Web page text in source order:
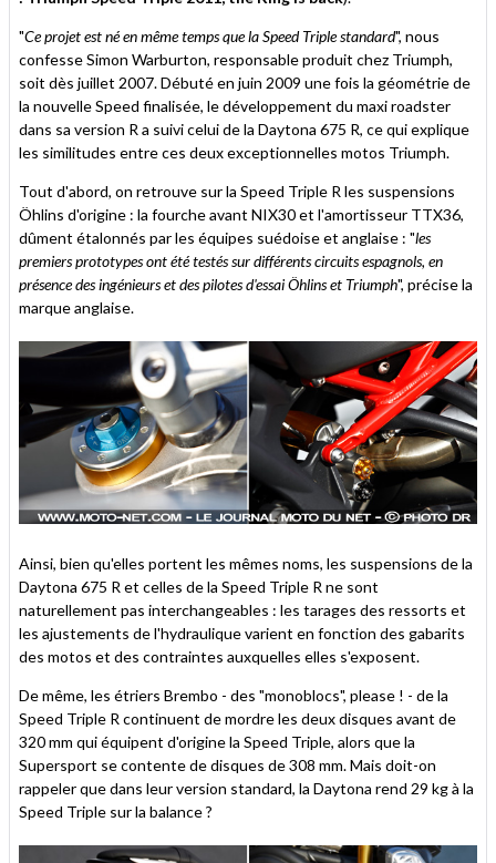
"Ce projet est né en même temps que la Speed Triple standard", nous
confesse Simon Warburton, responsable produit chez Triumph,
soit dès juillet 2007. Débuté en juin 2009 une fois la géométrie de
la nouvelle Speed finalisée, le développement du maxi roadster
dans sa version R a suivi celui de la Daytona 675 R, ce qui explique
les similitudes entre ces deux exceptionnelles motos Triumph.
Tout d'abord, on retrouve sur la Speed Triple R les suspensions
Öhlins d'origine : la fourche avant NIX30 et l'amortisseur TTX36,
dûment étalonnés par les équipes suédoise et anglaise : "les
premiers prototypes ont été testés sur différents circuits espagnols, en
présence des ingénieurs et des pilotes d'essai Öhlins et Triumph", précise la
marque anglaise.
Ainsi, bien qu'elles portent les mêmes noms, les suspensions de la
Daytona 675 R et celles de la Speed Triple R ne sont
naturellement pas interchangeables : les tarages des ressorts et
les ajustements de l'hydraulique varient en fonction des gabarits
des motos et des contraintes auxquelles elles s'exposent.
De même, les étriers Brembo - des "monoblocs", please ! - de la
Speed Triple R continuent de mordre les deux disques avant de
320 mm qui équipent d'origine la Speed Triple, alors que la
Supersport se contente de disques de 308 mm. Mais doit-on
rappeler que dans leur version standard, la Daytona rend 29 kg à la
Speed Triple sur la balance ?